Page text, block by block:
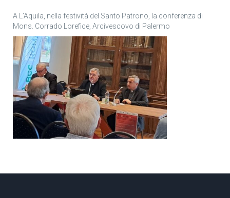
A L’Aquila, nella festività del Santo Patrono, la conferenza di
Mons. Corrado Lorefice, Arcivescovo di Palermo